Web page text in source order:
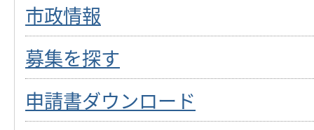
市政情報
募集を探す
申請書ダウンロード